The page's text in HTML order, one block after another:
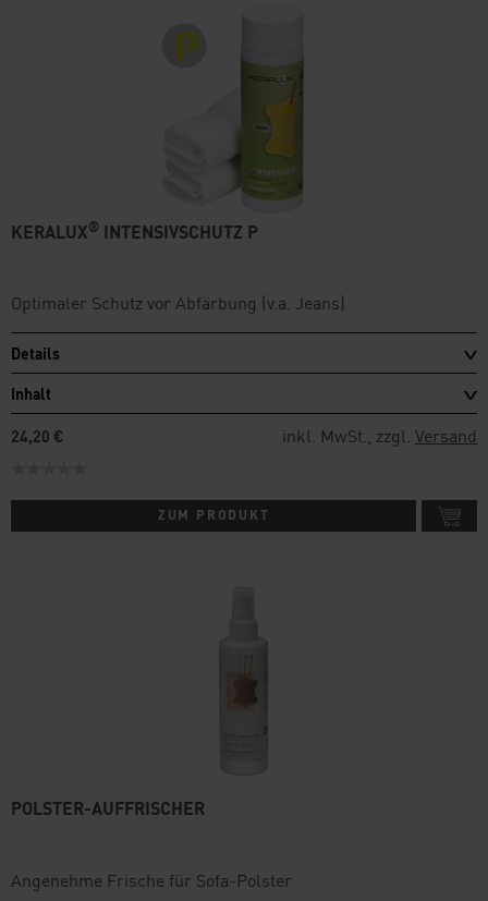
KERALUX® INTENSIVSCHUTZ P
Optimaler Schutz vor Abfärbung (v.a. Jeans)
Details
Inhalt
24,20 €
inkl. MwSt., zzgl. Versand
ZUM PRODUKT
POLSTER-AUFFRISCHER
Angenehme Frische für Sofa-Polster